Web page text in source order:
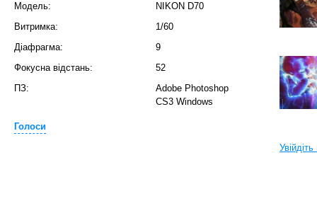
Модель:
NIKON D70
Витримка:
1/60
Діафрагма:
9
Фокусна відстань:
52
ПЗ:
Adobe Photoshop
CS3 Windows
Голоси